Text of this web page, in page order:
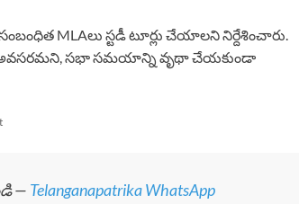
MLAలు స్టడీ టూర్లు చేయాలని నిర్దేశించారు.
సభా సమయాన్ని వృథా చేయకుండా
— Telanganapatrika WhatsApp